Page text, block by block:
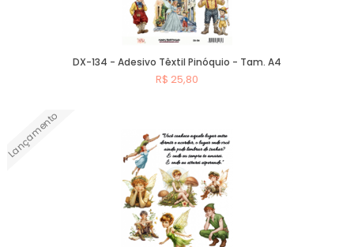
DX-134 - Adesivo Têxtil Pinóquio - Tam. A4
R$ 25,80
Lançamento